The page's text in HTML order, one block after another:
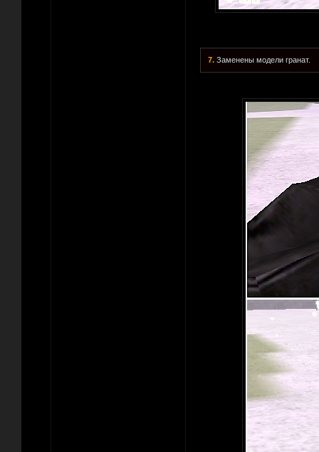
7. Заменены модели гранат.